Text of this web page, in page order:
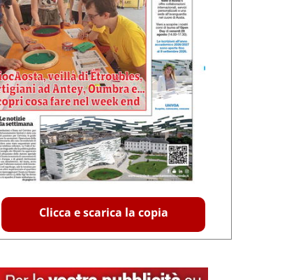
Clicca e scarica la copia